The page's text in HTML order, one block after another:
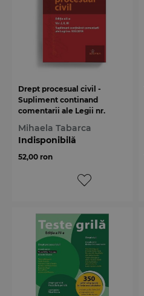
Drept procesual civil -
Supliment continand
comentarii ale Legii nr.
Mihaela Tabarca
Indisponibilă
52,00 ron